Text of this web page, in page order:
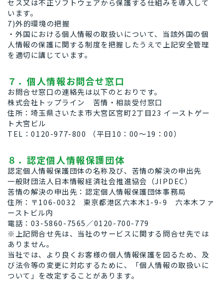
います。
7)外的環境の把握
・外国における個人情報の取扱いについて、当該外国の個
人情報の保護に関する制度を把握したうえで上記安全管理
を適切に講じています。
７．個人情報お問合せ窓口
お問合せ窓口の連絡先は以下のとおりです。
株式会社トップライン 苦情・相談受付窓口
住所：埼玉県さいたま市大宮区宮町2丁目23 イーストゲー
ト大宮ビル
TEL：0120-977-800 （平日10：00～19：00）
８．認定個人情報保護団体
認定個人情報保護団体の名称及び、苦情の解決の申出先
一般財団法人日本情報経済社会推進協会（JIPDEC）
苦情の解決の申出先：認定個人情報保護団体事務局
住所：〒106-0032 東京都港区六本木1-9-9 六本木ファ
ーストビル内
電話：03-5860-7565／0120-700-779
※上記問合せ先は、当社のサービスに関する問合せ先では
ありません。
当社では、より良くお客様の個人情報保護を図るため、及
び法令等の変更に対応するために、「個人情報の取扱いに
ついて」を改定することがあります。